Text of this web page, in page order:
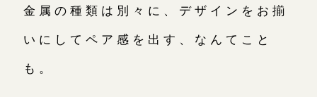
金属の種類は別々に、デザインをお揃
いにしてペア感を出す、なんてこと
も。